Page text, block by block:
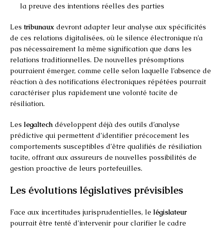
la preuve des intentions réelles des parties
Les tribunaux devront adapter leur analyse aux spécificités
de ces relations digitalisées, où le silence électronique n’a
pas nécessairement la même signification que dans les
relations traditionnelles. De nouvelles présomptions
pourraient émerger, comme celle selon laquelle l’absence de
réaction à des notifications électroniques répétées pourrait
caractériser plus rapidement une volonté tacite de
résiliation.
Les legaltech développent déjà des outils d’analyse
prédictive qui permettent d’identifier précocement les
comportements susceptibles d’être qualifiés de résiliation
tacite, offrant aux assureurs de nouvelles possibilités de
gestion proactive de leurs portefeuilles.
Les évolutions législatives prévisibles
Face aux incertitudes jurisprudentielles, le législateur
pourrait être tenté d’intervenir pour clarifier le cadre